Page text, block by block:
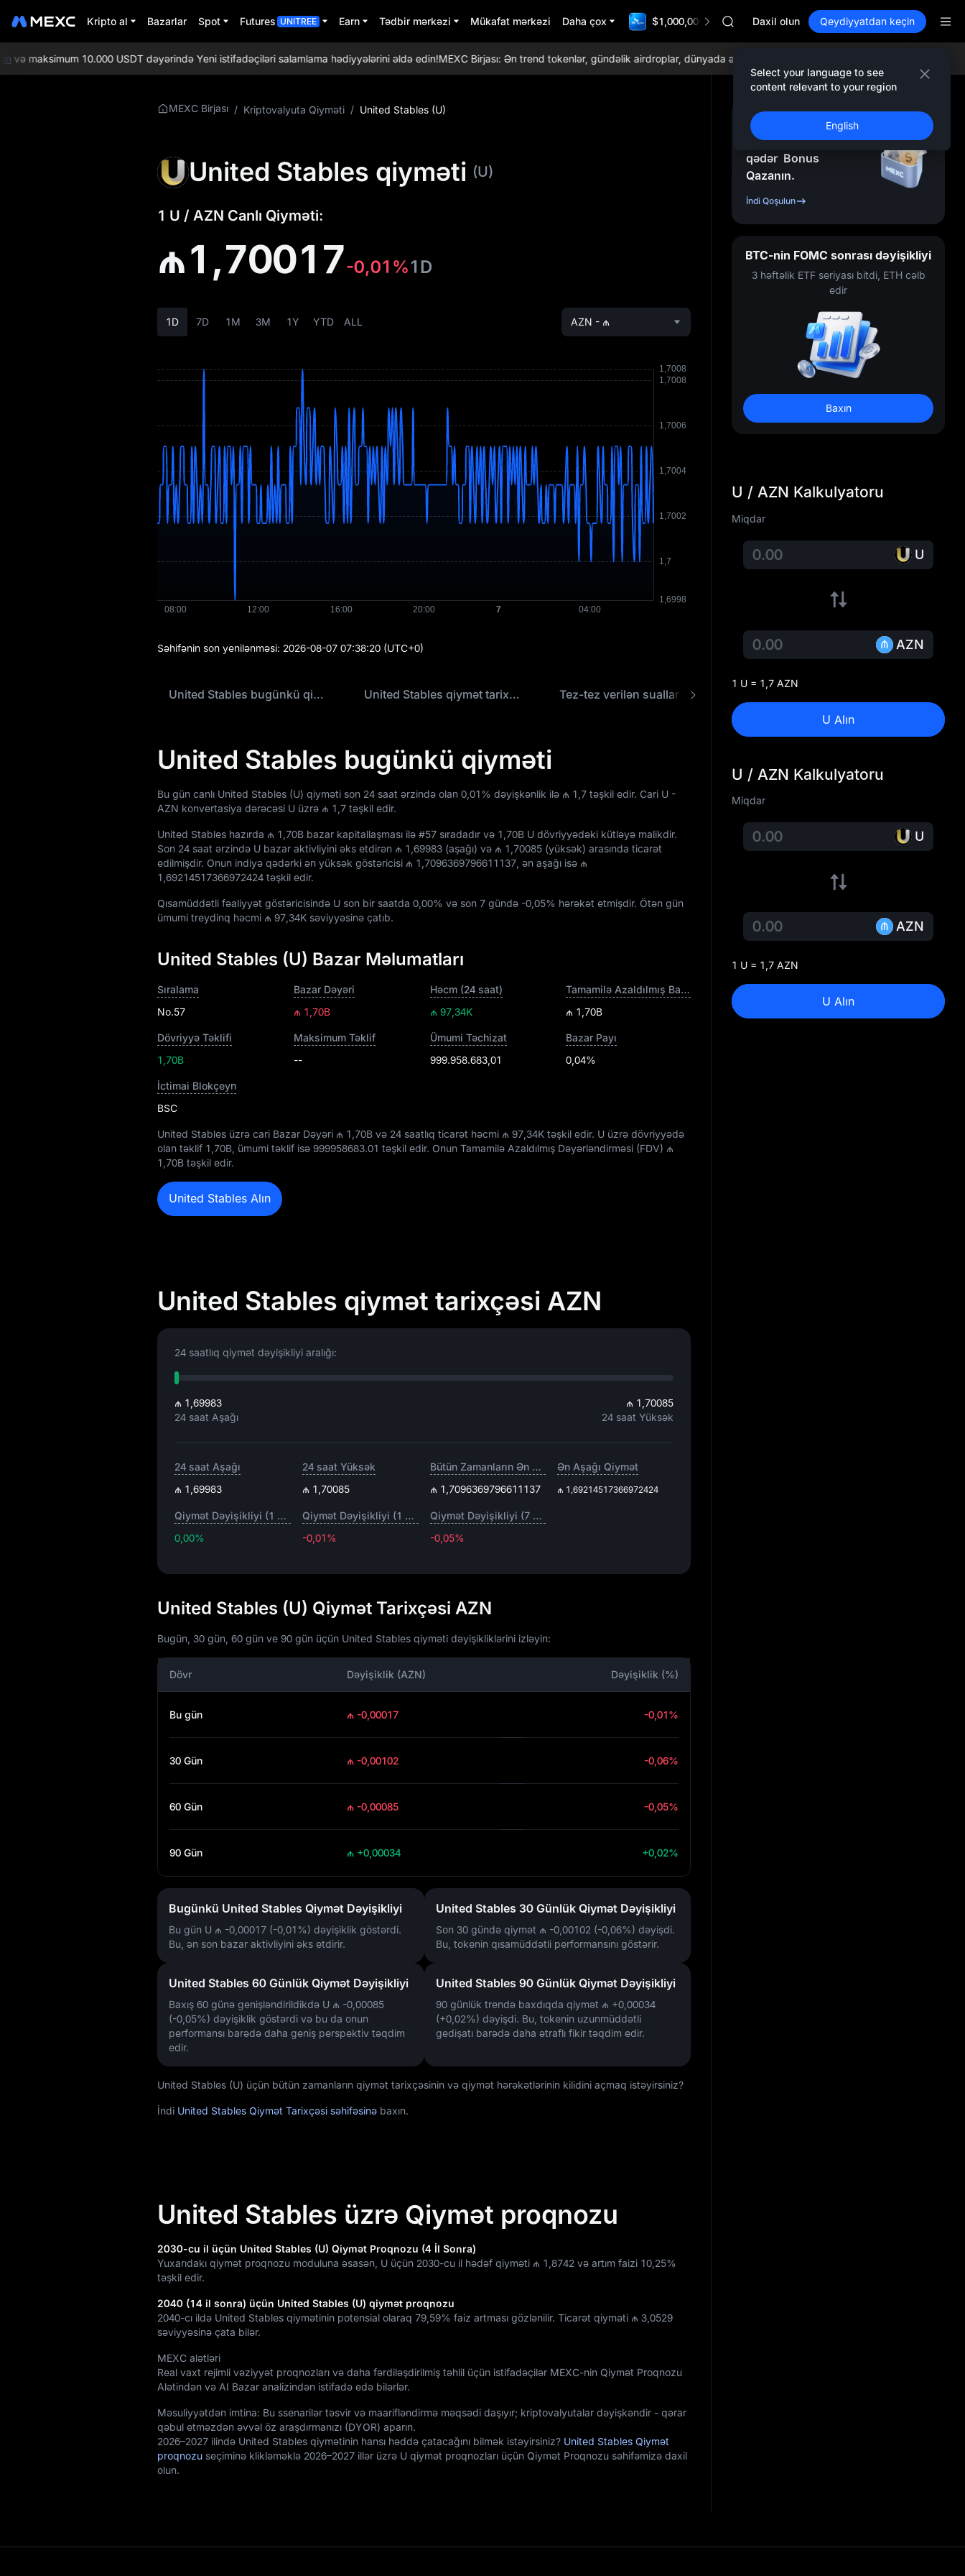
Kripto al Bazarlar Spot Futures UNITREE Earn Tədbir mərkəzi Mükafat mərkəzi Daha çox $1,000,000 TradFi Gala
HFT
Unitree Future Now Live
SKYAI
SPCX
Unitree Future Now Live
Daxil olun Qeydiyyatdan keçin
Select your language to see
content relevant to your region
English
maksimum 10.000 USDT dəyərində Yeni istifadəçiləri salamlama hədiyyələrini əldə edin!MEXC Birjası: Ən trend tokenlər, gündəlik airdroplar, dünyada ən aşağı ticarət komissiyaları və hərtərəfli
MEXC Birjası / Kriptovalyuta Qiyməti / United Stables (U)
United Stables qiyməti (U)
1 U / AZN Canlı Qiyməti:
₼1,70017-0,01%1D
1D 7D 1M 3M 1Y YTD ALL AZN - ₼
Səhifənin son yenilənməsi: 2026-08-07 07:38:20 (UTC+0)
United Stables bugünkü qiyməti United Stables qiymət tarixçəsi Tez-tez verilən suallar
United Stables bugünkü qiyməti
Bu gün canlı United Stables (U) qiyməti son 24 saat ərzində olan 0,01% dəyişkənlik ilə ₼ 1,7 təşkil edir. Cari U -
AZN konvertasiya dərəcəsi U üzrə ₼ 1,7 təşkil edir.
United Stables hazırda ₼ 1,70B bazar kapitallaşması ilə #57 sıradadır və 1,70B U dövriyyədəki kütləyə malikdir.
Son 24 saat ərzində U bazar aktivliyini əks etdirən ₼ 1,69983 (aşağı) və ₼ 1,70085 (yüksək) arasında ticarət
edilmişdir. Onun indiyə qədərki ən yüksək göstəricisi ₼ 1,7096369796611137 , ən aşağı isə ₼
1,69214517366972424 təşkil edir.
Qısamüddətli fəaliyyət göstəricisində U son bir saatda 0,00% və son 7 gündə -0,05% hərəkət etmişdir. Ötən gün
ümumi treydinq həcmi ₼ 97,34K səviyyəsinə çatıb.
United Stables (U) Bazar Məlumatları
Sıralama
No.57
Bazar Dəyəri
₼ 1,70B
Həcm (24 saat)
₼ 97,34K
Tamamilə Azaldılmış Bazar Dəyəri
₼ 1,70B
Dövriyyə Təklifi
1,70B
Maksimum Təklif
--
Ümumi Təchizat
999.958.683,01
Bazar Payı
0,04%
İctimai Blokçeyn
BSC
United Stables üzrə cari Bazar Dəyəri ₼ 1,70B və 24 saatlıq ticarət həcmi ₼ 97,34K təşkil edir. U üzrə dövriyyədə
olan təklif 1,70B , ümumi təklif isə 999958683.01 təşkil edir. Onun Tamamilə Azaldılmış Dəyərləndirməsi (FDV) ₼
1,70B təşkil edir.
United Stables Alın
United Stables qiymət tarixçəsi AZN
24 saatlıq qiymət dəyişikliyi aralığı:
₼ 1,69983
24 saat Aşağı
₼ 1,70085
24 saat Yüksək
24 saat Aşağı
₼ 1,69983
24 saat Yüksək
₼ 1,70085
Bütün Zamanların Ən Yüksəyi
₼ 1,7096369796611137
Ən Aşağı Qiymət
₼ 1,69214517366972424
Qiymət Dəyişikliyi (1 saat)
0,00%
Qiymət Dəyişikliyi (1 gün)
-0,01%
Qiymət Dəyişikliyi (7 gün)
-0,05%
United Stables (U) Qiymət Tarixçəsi AZN
Bugün, 30 gün, 60 gün ve 90 gün üçün United Stables qiyməti dəyişikliklərini izləyin:
Dövr Dəyişiklik (AZN) Dəyişiklik (%)
Bu gün ₼ -0,00017 -0,01%
30 Gün ₼ -0,00102 -0,06%
60 Gün ₼ -0,00085 -0,05%
90 Gün ₼ +0,00034 +0,02%
Bugünkü United Stables Qiymət Dəyişikliyi
Bu gün U ₼ -0,00017 (-0,01%) dəyişiklik göstərdi.
Bu, ən son bazar aktivliyini əks etdirir.
United Stables 30 Günlük Qiymət Dəyişikliyi
Son 30 gündə qiymət ₼ -0,00102 (-0,06%) dəyişdi.
Bu, tokenin qısamüddətli performansını göstərir.
United Stables 60 Günlük Qiymət Dəyişikliyi
Baxış 60 günə genişləndirildikdə U ₼ -0,00085
(-0,05%) dəyişiklik göstərdi və bu da onun
performansı barədə daha geniş perspektiv təqdim
edir.
United Stables 90 Günlük Qiymət Dəyişikliyi
90 günlük trendə baxdıqda qiymət ₼ +0,00034
(+0,02%) dəyişdi. Bu, tokenin uzunmüddətli
gedişatı barədə daha ətraflı fikir təqdim edir.
United Stables (U) üçün bütün zamanların qiymət tarixçəsinin və qiymət hərəkətlərinin kilidini açmaq istəyirsiniz?
İndi United Stables Qiymət Tarixçəsi səhifəsinə baxın.
United Stables üzrə Qiymət proqnozu
2030-cu il üçün United Stables (U) Qiymət Proqnozu (4 İl Sonra)
Yuxarıdakı qiymət proqnozu moduluna əsasən, U üçün 2030-cu il hədəf qiyməti ₼ 1,8742 və artım faizi 10,25%
təşkil edir.
2040 (14 il sonra) üçün United Stables (U) qiymət proqnozu
2040-cı ildə United Stables qiymətinin potensial olaraq 79,59% faiz artması gözlənilir. Ticarət qiyməti ₼ 3,0529
səviyyəsinə çata bilər.
MEXC alətləri
Real vaxt rejimli vəziyyət proqnozları və daha fərdiləşdirilmiş təhlil üçün istifadəçilər MEXC-nin Qiymət Proqnozu
Alətindən və AI Bazar analizindən istifadə edə bilərlər.
Məsuliyyətdən imtina: Bu ssenarilər təsvir və maarifləndirmə məqsədi daşıyır; kriptovalyutalar dəyişkəndir - qərar
qəbul etməzdən əvvəl öz araşdırmanızı (DYOR) aparın.
2026–2027 ilində United Stables qiymətinin hansı həddə çatacağını bilmək istəyirsiniz? United Stables Qiymət
proqnozu seçiminə klikləməklə 2026–2027 illər üzrə U qiymət proqnozları üçün Qiymət Proqnozu səhifəmizə daxil
olun.
Qeydiyyatdan Keçin
və 10.000USDT -ə
qədər Bonus
Qazanın.
İndi Qoşulun
BTC-nin FOMC sonrası dəyişikliyi
3 həftəlik ETF seriyası bitdi, ETH cəlb
edir
Baxın
U / AZN Kalkulyatoru
Miqdar
U
AZN
1 U = 1,7 AZN
U Alın
U / AZN Kalkulyatoru
Miqdar
U
AZN
1 U = 1,7 AZN
U Alın